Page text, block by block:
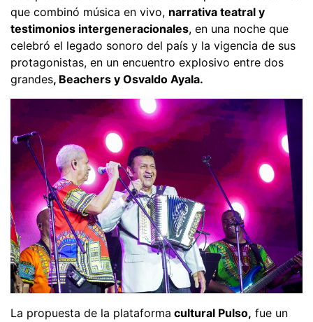
que combinó música en vivo, narrativa teatral y
testimonios intergeneracionales, en una noche que
celebró el legado sonoro del país y la vigencia de sus
protagonistas, en un encuentro explosivo entre dos
grandes, Beachers y Osvaldo Ayala.
La propuesta de la plataforma cultural Pulso, fue un